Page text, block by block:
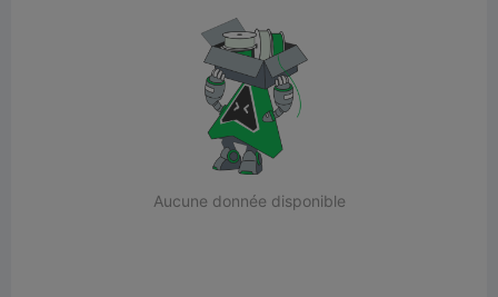
Aucune donnée disponible